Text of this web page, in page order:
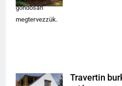
gondosan
megtervezzük.
Travertin